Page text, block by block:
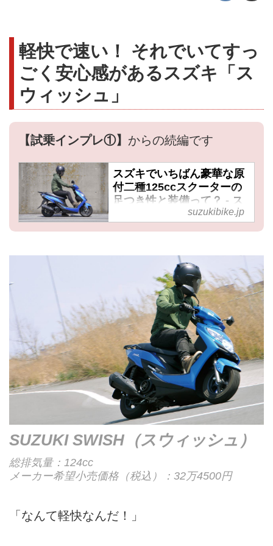
軽快で速い！ それでいてすっ
ごく安心感があるスズキ「ス
ウィッシュ」
【試乗インプレ①】 からの続編です
スズキでいちばん豪華な原
付二種125ccスクーターの
足つき性と装備って？ - ス
ズキのバイク！suzukibike.jp
SUZUKI SWISH（スウィッシュ）
総排気量：124cc
メーカー希望小売価格（税込）：32万4500円
「なんて軽快なんだ！」